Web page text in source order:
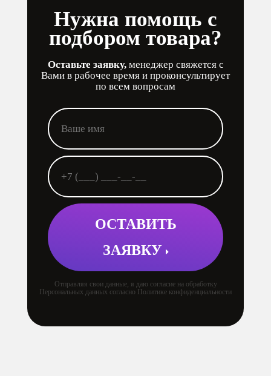
Нужна помощь с
подбором товара?
Оставьте заявку,менеджер свяжется с
Вами в рабочее время и проконсультирует
по всем вопросам
ОСТАВИТЬ
ЗАЯВКУ
Отправляя свои данные, я даю согласие на обработку
Персональных данных согласно Политике конфиденциальности